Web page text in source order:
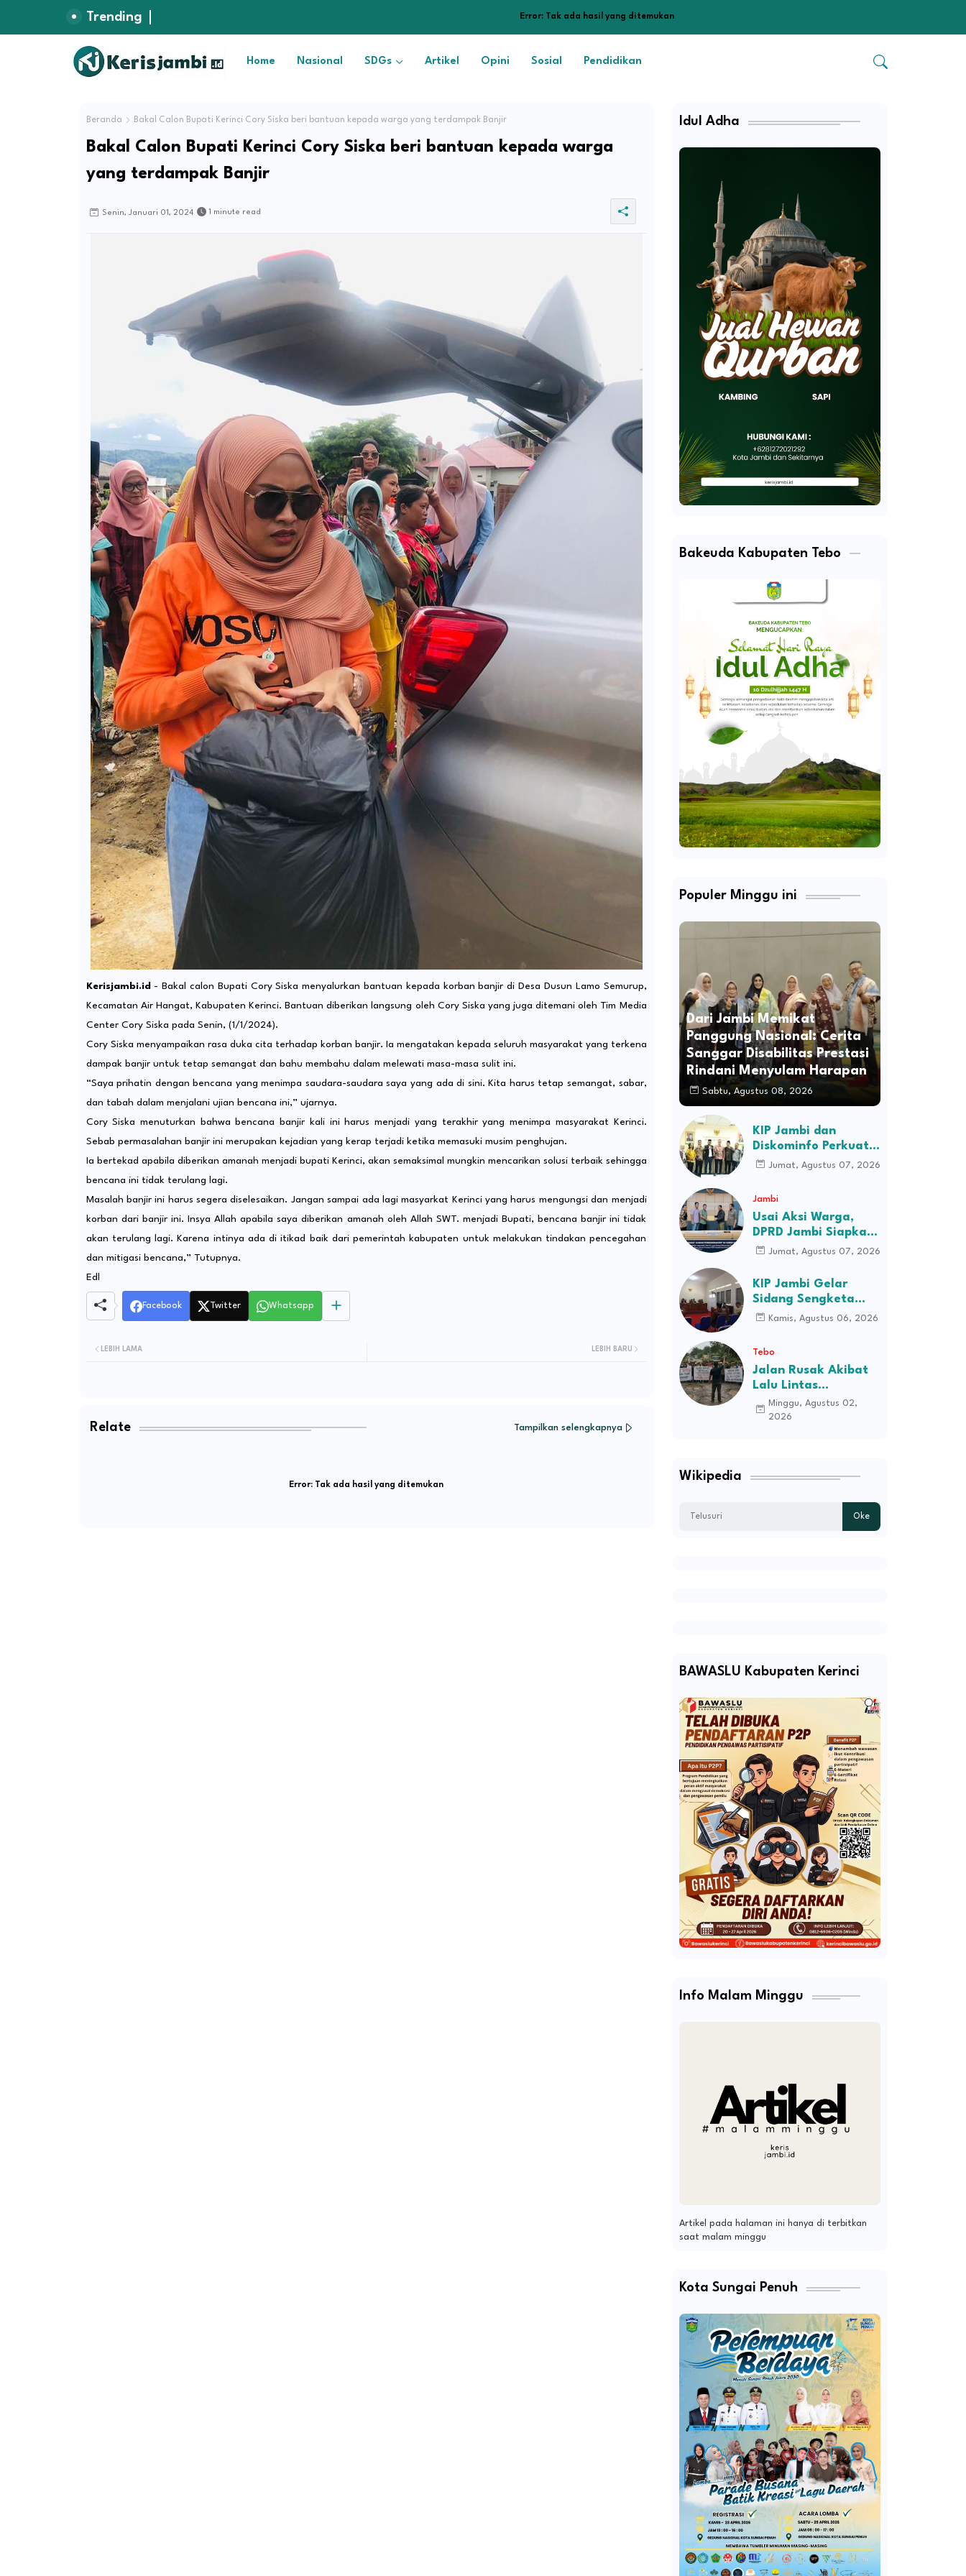
Trending Error: Tak ada hasil yang ditemukan
Home Nasional SDGs Artikel Opini Sosial Pendidikan
Beranda Bakal Calon Bupati Kerinci Cory Siska beri bantuan kepada warga yang terdampak Banjir
Bakal Calon Bupati Kerinci Cory Siska beri bantuan kepada warga
yang terdampak Banjir
Senin, Januari 01, 2024 1 minute read
Kerisjambi.id - Bakal calon Bupati Cory Siska menyalurkan bantuan kepada korban banjir di Desa Dusun Lamo Semurup,
Kecamatan Air Hangat, Kabupaten Kerinci. Bantuan diberikan langsung oleh Cory Siska yang juga ditemani oleh Tim Media
Center Cory Siska pada Senin, (1/1/2024).
Cory Siska menyampaikan rasa duka cita terhadap korban banjir. Ia mengatakan kepada seluruh masyarakat yang terkena
dampak banjir untuk tetap semangat dan bahu membahu dalam melewati masa-masa sulit ini.
“Saya prihatin dengan bencana yang menimpa saudara-saudara saya yang ada di sini. Kita harus tetap semangat, sabar,
dan tabah dalam menjalani ujian bencana ini,” ujarnya.
Cory Siska menuturkan bahwa bencana banjir kali ini harus menjadi yang terakhir yang menimpa masyarakat Kerinci.
Sebab permasalahan banjir ini merupakan kejadian yang kerap terjadi ketika memasuki musim penghujan.
Ia bertekad apabila diberikan amanah menjadi bupati Kerinci, akan semaksimal mungkin mencarikan solusi terbaik sehingga
bencana ini tidak terulang lagi.
Masalah banjir ini harus segera diselesaikan. Jangan sampai ada lagi masyarkat Kerinci yang harus mengungsi dan menjadi
korban dari banjir ini. Insya Allah apabila saya diberikan amanah oleh Allah SWT. menjadi Bupati, bencana banjir ini tidak
akan terulang lagi. Karena intinya ada di itikad baik dari pemerintah kabupaten untuk melakukan tindakan pencegahan
dan mitigasi bencana,” Tutupnya.
Edl
Facebook Twitter Whatsapp
LEBIH BARU
LEBIH LAMA
Relate Tampilkan selengkapnya
Error: Tak ada hasil yang ditemukan
Idul Adha
Bakeuda Kabupaten Tebo
Populer Minggu ini
Dari Jambi Memikat
Panggung Nasional: Cerita
Sanggar Disabilitas Prestasi
Rindani Menyulam Harapan
Sabtu, Agustus 08, 2026
KIP Jambi dan
Diskominfo Perkuat
Sinergi dengan
Komisioner
Jumat, Agustus 07, 2026
Jambi
Usai Aksi Warga,
DPRD Jambi Siapkan
RDP Jalan Simpang
Jumat, Agustus 07, 2026
KIP Jambi Gelar
Sidang Sengketa
Informasi Dugaan
Kamis, Agustus 06, 2026
Tebo
Jalan Rusak Akibat
Lalu Lintas
Kendaraan
Perusahaan,
Minggu, Agustus 02,
2026
Wikipedia
BAWASLU Kabupaten Kerinci
Info Malam Minggu
Artikel pada halaman ini hanya di terbitkan
saat malam minggu
Kota Sungai Penuh